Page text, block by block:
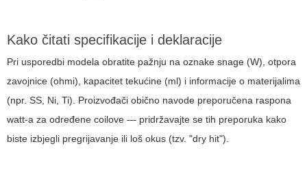
Kako čitati specifikacije i deklaracije
Pri usporedbi modela obratite pažnju na oznake snage (W), otpora
zavojnice (ohmi), kapacitet tekućine (ml) i informacije o materijalima
(npr. SS, Ni, Ti). Proizvođači obično navode preporučena raspona
watt-a za određene coilove — pridržavajte se tih preporuka kako
biste izbjegli pregrijavanje ili loš okus (tzv. "dry hit").